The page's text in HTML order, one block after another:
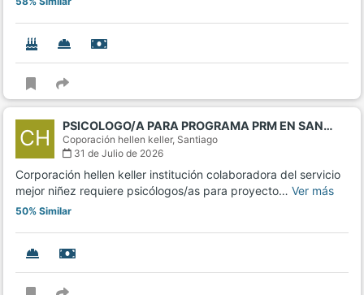
CH PSICOLOGO/A PARA PROGRAMA PRM EN SAN…
Coporación hellen keller, Santiago
31 de Julio de 2026
Corporación hellen keller institución colaboradora del servicio
mejor niñez requiere psicólogos/as para proyecto… Ver más
50% Similar